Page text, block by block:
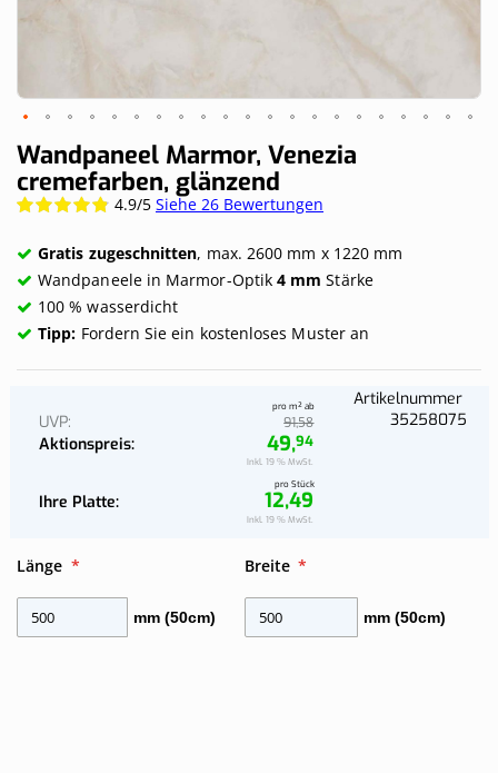
Skip
to
the
beginning
the
gallery
Wandpaneel Marmor, Venezia
cremefarben, glänzend
Wertung:
4.9/5 Siehe 26 Bewertungen
Gratis zugeschnitten, max. 2600 mm x 1220 mm
Wandpaneele in Marmor-Optik4 mm Stärke
100 % wasserdicht
Tipp: Fordern Sie ein kostenloses Muster an
UVP 91,58
Aktionspreis
pro m² ab
49,94
Inkl. 19 % MwSt.
Ihre Platte
pro Stück
12,49
Inkl. 19 % MwSt.
Artikelnummer
35258075
Länge
mm (50cm)
Breite
mm (50cm)